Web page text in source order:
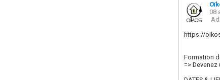
08
https://
Formation
=>